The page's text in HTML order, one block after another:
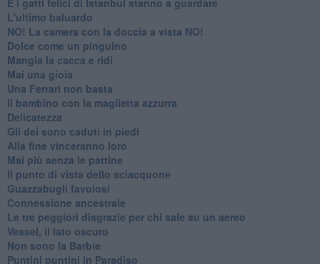
L'ultimo baluardo
NO! La camera con la doccia a vista NO!
Dolce come un pinguino
Mangia la cacca e ridi
Mai una gioia
Una Ferrari non basta
Il bambino con la maglietta azzurra
Delicatezza
Gli dei sono caduti in piedi
Alla fine vinceranno loro
Mai più senza le pattine
Il punto di vista dello sciacquone
Guazzabugli favolosi
Connessione ancestrale
Le tre peggiori disgrazie per chi sale su un aereo
Vessel, il lato oscuro
Non sono la Barbie
Puntini puntini in Paradiso